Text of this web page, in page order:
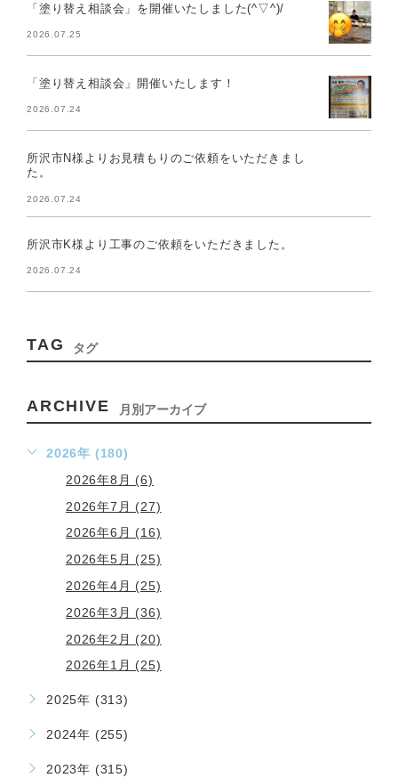
「塗り替え相談会」を開催いたしました(^▽^)/
2026.07.25
「塗り替え相談会」開催いたします！
2026.07.24
所沢市N様よりお見積もりのご依頼をいただきまし
た。
2026.07.24
所沢市K様より工事のご依頼をいただきました。
2026.07.24
TAG タグ
ARCHIVE 月別アーカイブ
2026年 (180)
2026年8月 (6)
2026年7月 (27)
2026年6月 (16)
2026年5月 (25)
2026年4月 (25)
2026年3月 (36)
2026年2月 (20)
2026年1月 (25)
2025年 (313)
2024年 (255)
2023年 (315)